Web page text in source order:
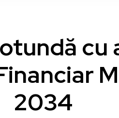
2034